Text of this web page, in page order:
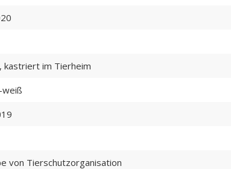
kastriert im Tierheim
von Tierschutzorganisation